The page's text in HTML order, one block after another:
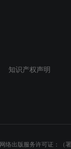
知识产权声明
网络出版服务许可证：（